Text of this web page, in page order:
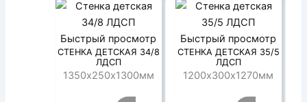
Быстрый просмотр
СТЕНКА ДЕТСКАЯ 34/8
ЛДСП
1350х250х1300мм
Быстрый просмотр
СТЕНКА ДЕТСКАЯ 35/5
ЛДСП
1200х300х1270мм